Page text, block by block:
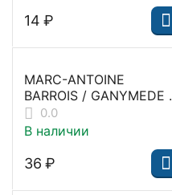
‍14‍ ₽
MARC-ANTOINE
BARROIS / GANYMEDE ,
Высшее качество
0.0
В наличии
‍36‍ ₽